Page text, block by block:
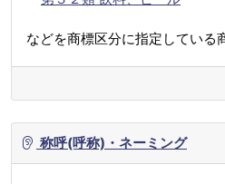
などを商標区分に指定している
称呼(呼称)・ネーミング